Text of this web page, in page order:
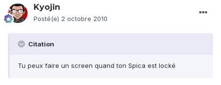
Kyojin
Posté(e) 2 octobre 2010
Citation
Tu peux faire un screen quand ton Spica est locké